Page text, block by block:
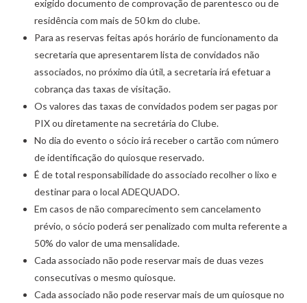
exigido documento de comprovação de parentesco ou de
residência com mais de 50 km do clube.
Para as reservas feitas após horário de funcionamento da
secretaria que apresentarem lista de convidados não
associados, no próximo dia útil, a secretaria irá efetuar a
cobrança das taxas de visitação.
Os valores das taxas de convidados podem ser pagas por
PIX ou diretamente na secretária do Clube.
No dia do evento o sócio irá receber o cartão com número
de identificação do quiosque reservado.
É de total responsabilidade do associado recolher o lixo e
destinar para o local ADEQUADO.
Em casos de não comparecimento sem cancelamento
prévio, o sócio poderá ser penalizado com multa referente a
50% do valor de uma mensalidade.
Cada associado não pode reservar mais de duas vezes
consecutivas o mesmo quiosque.
Cada associado não pode reservar mais de um quiosque no